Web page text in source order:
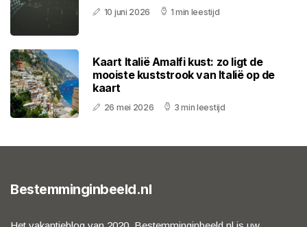
10 juni 2026 1 min leestijd
Kaart Italië Amalfi kust: zo ligt de
mooiste kuststrook van Italië op de
kaart
26 mei 2026 3 min leestijd
Bestemminginbeeld.nl